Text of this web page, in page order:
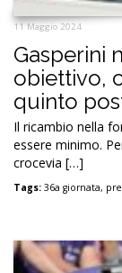
11 Maggio 2024
Gasperini
obiettivo,
quinto
Il ricambio nella
essere minimo.
crocevia […]
Tags: 36a giornata,